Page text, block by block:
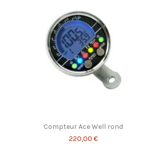
Compteur Ace Well rond
220,00 €